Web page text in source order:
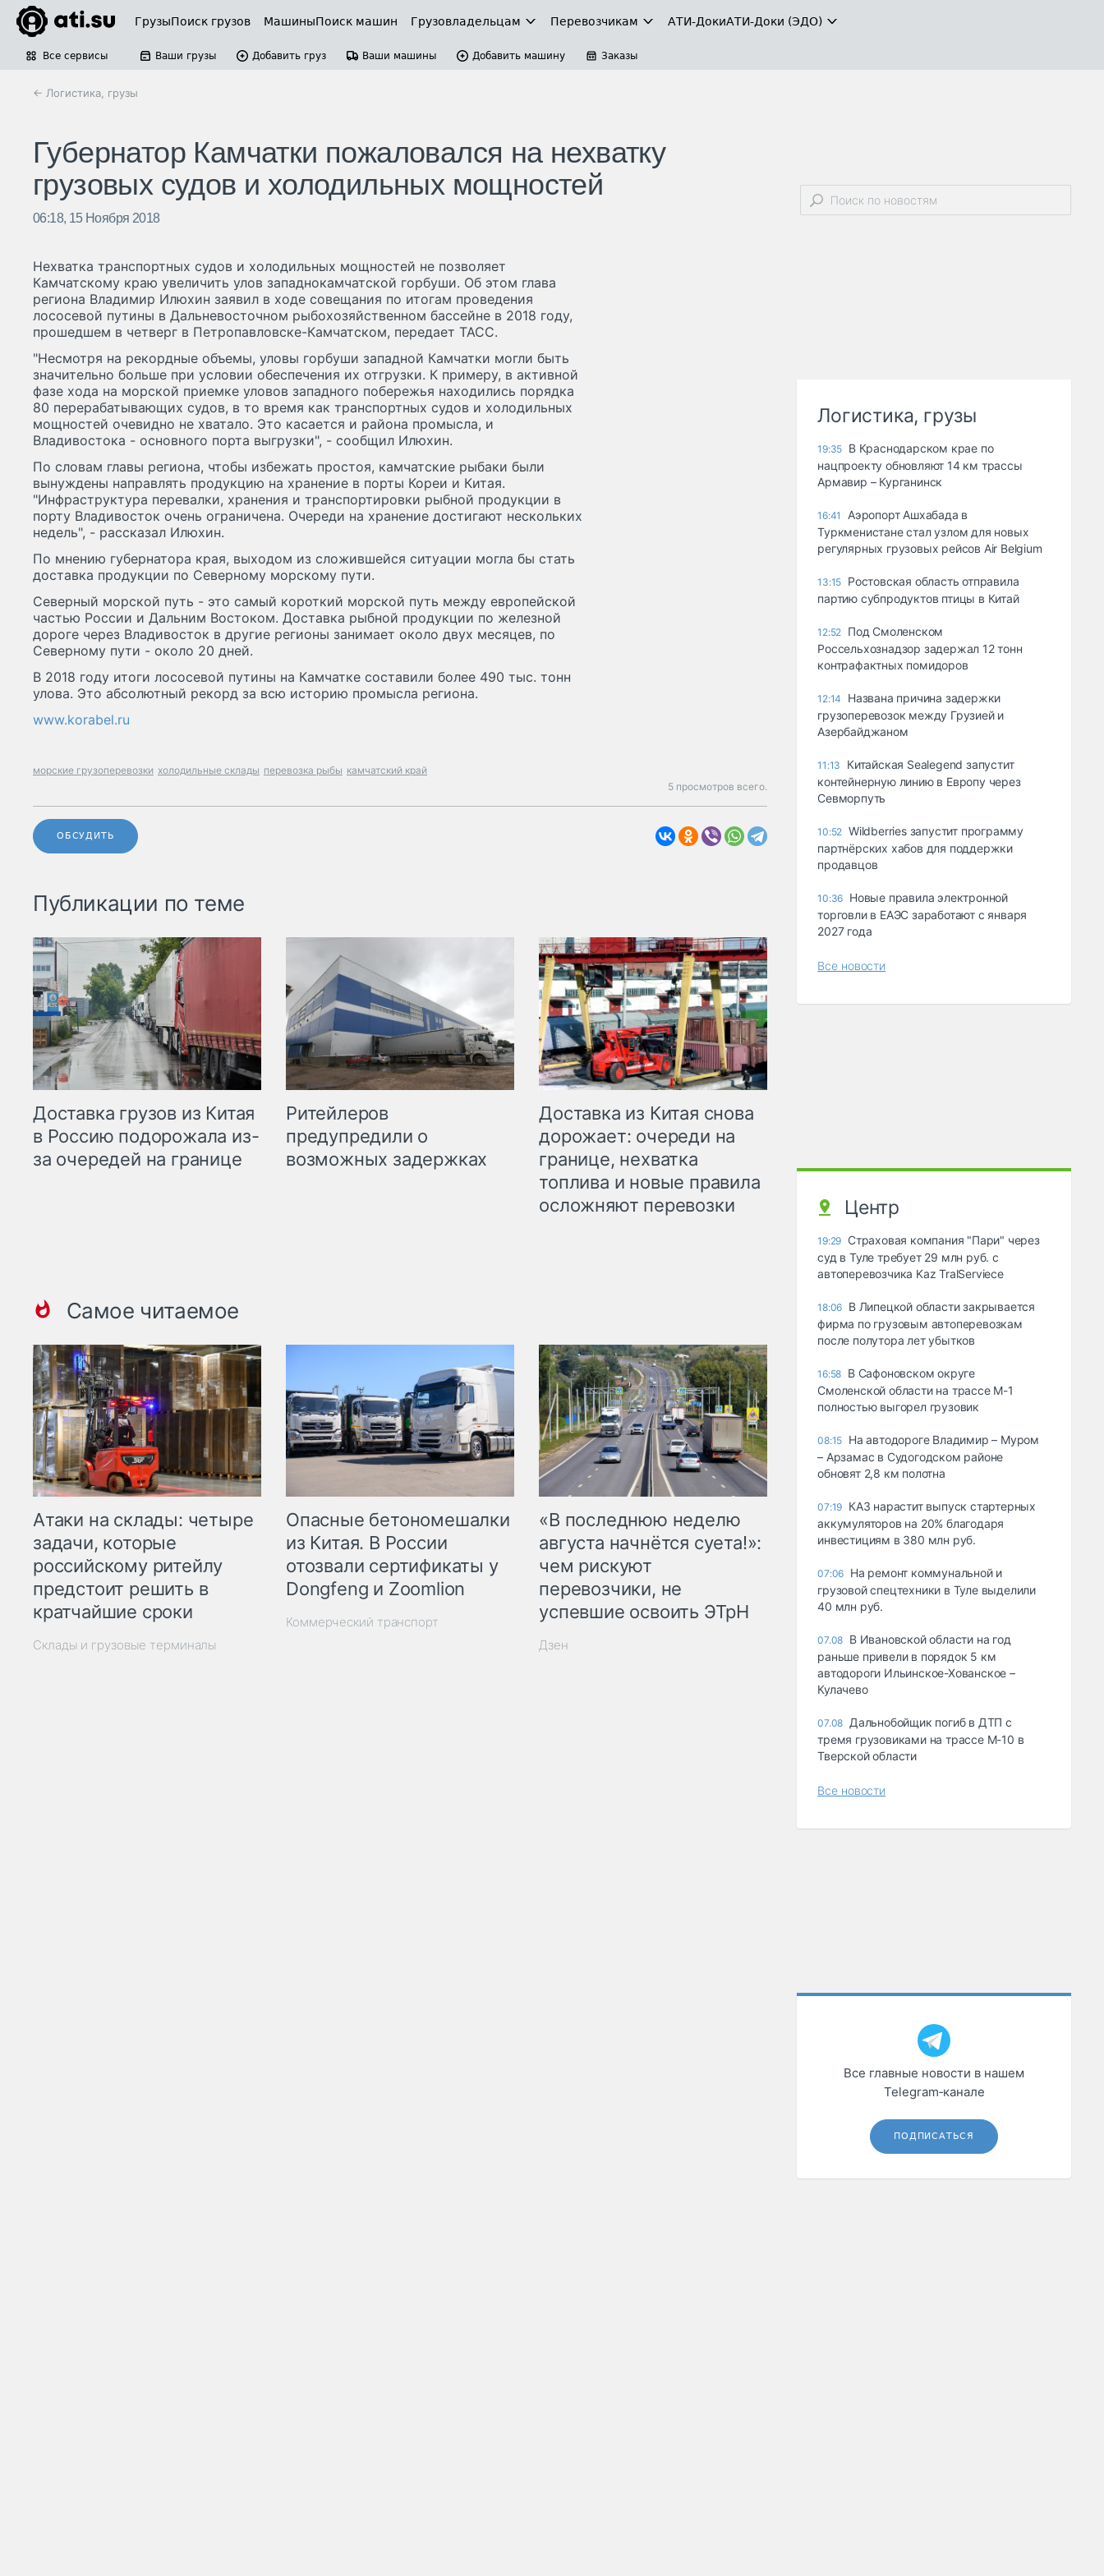
ГрузыПоиск грузов МашиныПоиск машин Грузовладельцам Перевозчикам АТИ-ДокиАТИ-Доки (ЭДО)
Все сервисы Ваши грузы Добавить груз Ваши машины Добавить машину Заказы
← Логистика, грузы
Губернатор Камчатки пожаловался на нехватку
грузовых судов и холодильных мощностей
06:18, 15 Ноября 2018
Нехватка транспортных судов и холодильных мощностей не позволяет
Камчатскому краю увеличить улов западнокамчатской горбуши. Об этом глава
региона Владимир Илюхин заявил в ходе совещания по итогам проведения
лососевой путины в Дальневосточном рыбохозяйственном бассейне в 2018 году,
прошедшем в четверг в Петропавловске-Камчатском, передает ТАСС.
"Несмотря на рекордные объемы, уловы горбуши западной Камчатки могли быть
значительно больше при условии обеспечения их отгрузки. К примеру, в активной
фазе хода на морской приемке уловов западного побережья находились порядка
80 перерабатывающих судов, в то время как транспортных судов и холодильных
мощностей очевидно не хватало. Это касается и района промысла, и
Владивостока - основного порта выгрузки", - сообщил Илюхин.
По словам главы региона, чтобы избежать простоя, камчатские рыбаки были
вынуждены направлять продукцию на хранение в порты Кореи и Китая.
"Инфраструктура перевалки, хранения и транспортировки рыбной продукции в
порту Владивосток очень ограничена. Очереди на хранение достигают нескольких
недель", - рассказал Илюхин.
По мнению губернатора края, выходом из сложившейся ситуации могла бы стать
доставка продукции по Северному морскому пути.
Северный морской путь - это самый короткий морской путь между европейской
частью России и Дальним Востоком. Доставка рыбной продукции по железной
дороге через Владивосток в другие регионы занимает около двух месяцев, по
Северному пути - около 20 дней.
В 2018 году итоги лососевой путины на Камчатке составили более 490 тыс. тонн
улова. Это абсолютный рекорд за всю историю промысла региона.
www.korabel.ru
морские грузоперевозки холодильные склады перевозка рыбы камчатский край
5 просмотров всего.
ОБСУДИТЬ
Публикации по теме
Доставка грузов из Китая
в Россию подорожала из-
за очередей на границе
Ритейлеров
предупредили о
возможных задержках
Доставка из Китая снова
дорожает: очереди на
границе, нехватка
топлива и новые правила
осложняют перевозки
Самое читаемое
Атаки на склады: четыре
задачи, которые
российскому ритейлу
предстоит решить в
кратчайшие сроки
Склады и грузовые терминалы
Опасные бетономешалки
из Китая. В России
отозвали сертификаты у
Dongfeng и Zoomlion
Коммерческий транспорт
«В последнюю неделю
августа начнётся суета!»:
чем рискуют
перевозчики, не
успевшие освоить ЭТрН
Дзен
Логистика, грузы
19:35 В Краснодарском крае по
нацпроекту обновляют 14 км трассы
Армавир – Курганинск
16:41
Аэропорт Ашхабада в
Туркменистане стал узлом для новых
регулярных грузовых рейсов Air Belgium
13:15 Ростовская область отправила
партию субпродуктов птицы в Китай
12:52 Под Смоленском
Россельхознадзор задержал 12 тонн
контрафактных помидоров
12:14
Названа причина задержки
грузоперевозок между Грузией и
Азербайджаном
11:13
Китайская Sealegend запустит
контейнерную линию в Европу через
Севморпуть
10:52 Wildberries запустит программу
партнёрских хабов для поддержки
продавцов
10:36 Новые правила электронной
торговли в ЕАЭС заработают с января
2027 года
Все новости
Центр
19:29 Страховая компания "Пари" через
суд в Туле требует 29 млн руб. с
автоперевозчика Kaz TralServiece
18:06 В Липецкой области закрывается
фирма по грузовым автоперевозкам
после полутора лет убытков
16:58 В Сафоновском округе
Смоленской области на трассе М-1
полностью выгорел грузовик
08:15 На автодороге Владимир – Муром
– Арзамас в Судогодском районе
обновят 2,8 км полотна
07:19 КАЗ нарастит выпуск стартерных
аккумуляторов на 20% благодаря
инвестициям в 380 млн руб.
07:06 На ремонт коммунальной и
грузовой спецтехники в Туле выделили
40 млн руб.
07.08 В Ивановской области на год
раньше привели в порядок 5 км
автодороги Ильинское-Хованское –
Кулачево
07.08 Дальнобойщик погиб в ДТП с
тремя грузовиками на трассе М-10 в
Тверской области
Все новости
Все главные новости в нашем
Telegram‑канале
ПОДПИСАТЬСЯ